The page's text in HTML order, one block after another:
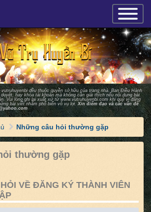
×
đều thuộc quyền sở hữu của trang nhà. Ban Ðiều Hành
hay khóa tài khoản mà không cần giải thích nếu nội dung bài
Vui lòng ghi lại xuất xứ từwww.vutruhuyenbi.comkhi quý vị đăng
bài viết nhằm phổ biến vô vụ lợi. Xin điểm đạo và các vấn đề
Những câu hỏi thường gặp
thường gặp
VỀ ĐĂNG KÝ THÀNH VIÊN